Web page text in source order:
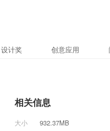
设计奖 创意应用
相关信息
大小
932.37MB